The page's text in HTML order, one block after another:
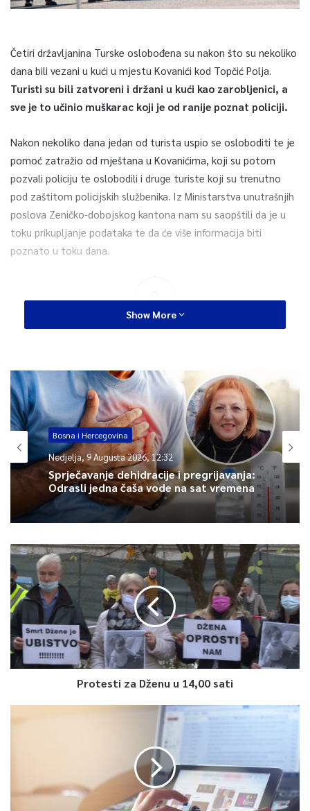
Četiri državljanina Turske oslobođena su nakon što su nekoliko
dana bili vezani u kući u mjestu Kovanići kod Topčić Polja.
Turisti su bili zatvoreni i držani u kući kao zarobljenici, a
sve je to učinio muškarac koji je od ranije poznat policiji.
Nakon nekoliko dana jedan od turista uspio se osloboditi te je
pomoć zatražio od mještana u Kovanićima, koji su potom
pozvali policiju te oslobodili i druge turiste koji su trenutno
pod zaštitom policijskih službenika. Iz Ministarstva unutrašnjih
poslova Zeničko-dobojskog kantona nam su saopštili da je u
toku prikupljanje podataka te da će više informacija biti
poznato u toku dana.
0
Article Rating
Show More
Bosna i Hercegovina
Nedjelja, 9 Augusta 2026, 12:32
Sprječavanje dehidracije i pregrijavanja:
Odrasli jedna čaša vode na sat vremena
Protesti za Dženu u 14,00 sati